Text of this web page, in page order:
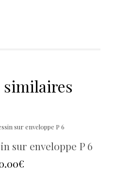
sur enveloppe P 6
€